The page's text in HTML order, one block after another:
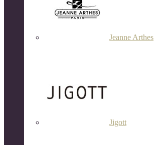
Jeanne Arthes
Jigott